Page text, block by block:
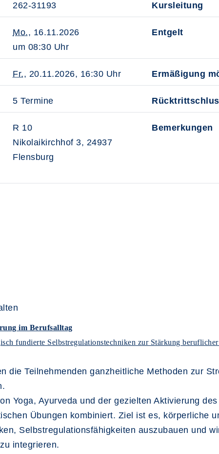
262-31193 Kursleitung
Mo., 16.11.2026
um 08:30 Uhr
Entgelt
Fr., 20.11.2026, 16:30 Uhr Ermäßigung
5 Termine
R 10
Nikolaikirchhof 3, 24937
Flensburg
Bemerkungen
im Berufsalltag
fundierte Selbstregulationstechniken zur Stärkung
die Teilnehmenden ganzheitliche Methoden zur
Yoga, Ayurveda und der gezielten Aktivierung
Übungen kombiniert. Ziel ist es, körperliche
Selbstregulationsfähigkeiten auszubauen und
integrieren.